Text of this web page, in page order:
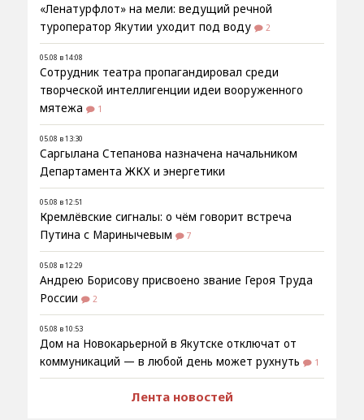
«Ленатурфлот» на мели: ведущий речной
туроператор Якутии уходит под воду
2
05.08 в 14:08
Сотрудник театра пропагандировал среди
творческой интеллигенции идеи вооруженного
мятежа
1
05.08 в 13:30
Саргылана Степанова назначена начальником
Департамента ЖКХ и энергетики
05.08 в 12:51
Кремлёвские сигналы: о чём говорит встреча
Путина с Маринычевым
7
05.08 в 12:29
Андрею Борисову присвоено звание Героя Труда
России
2
05.08 в 10:53
Дом на Новокарьерной в Якутске отключат от
коммуникаций — в любой день может рухнуть
1
Лента новостей